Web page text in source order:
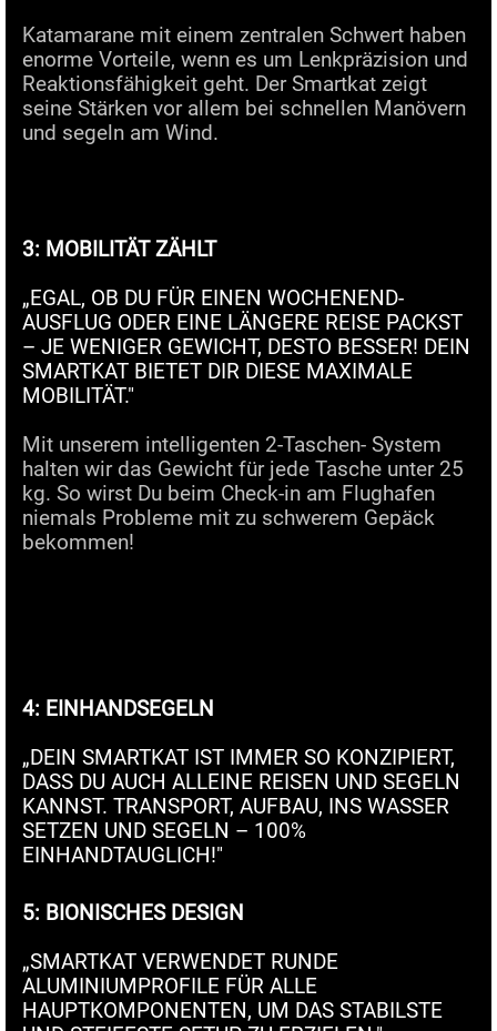
Katamarane mit einem zentralen Schwert haben
enorme Vorteile, wenn es um Lenkpräzision und
Reaktionsfähigkeit geht. Der Smartkat zeigt
seine Stärken vor allem bei schnellen Manövern
und segeln am Wind.
3: MOBILITÄT ZÄHLT
„EGAL, OB DU FÜR EINEN WOCHENEND-
AUSFLUG ODER EINE LÄNGERE REISE PACKST
– JE WENIGER GEWICHT, DESTO BESSER! DEIN
SMARTKAT BIETET DIR DIESE MAXIMALE
MOBILITÄT."
Mit unserem intelligenten 2-Taschen- System
halten wir das Gewicht für jede Tasche unter 25
kg. So wirst Du beim Check-in am Flughafen
niemals Probleme mit zu schwerem Gepäck
bekommen!
4: EINHANDSEGELN
„DEIN SMARTKAT IST IMMER SO KONZIPIERT,
DASS DU AUCH ALLEINE REISEN UND SEGELN
KANNST. TRANSPORT, AUFBAU, INS WASSER
SETZEN UND SEGELN – 100%
EINHANDTAUGLICH!"
5: BIONISCHES DESIGN
„SMARTKAT VERWENDET RUNDE
ALUMINIUMPROFILE FÜR ALLE
HAUPTKOMPONENTEN, UM DAS STABILSTE